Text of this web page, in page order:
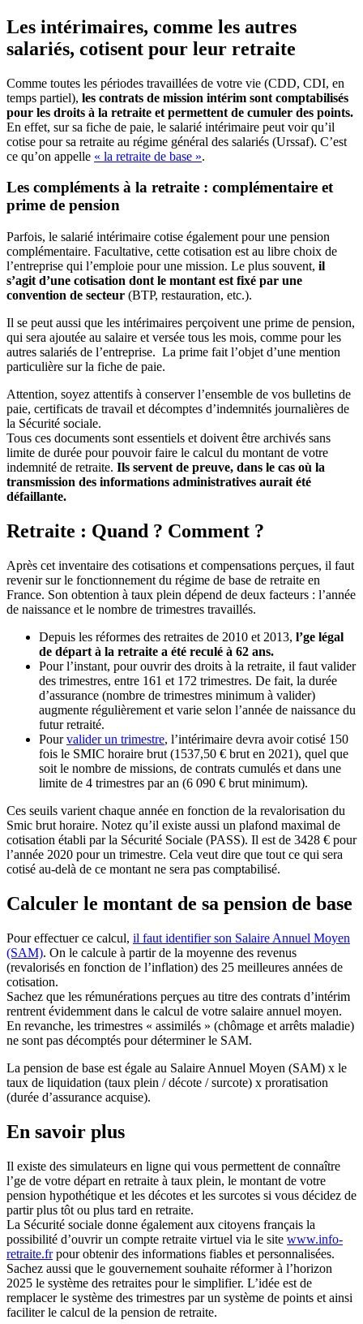
Les intérimaires, comme les autres
salariés, cotisent pour leur retraite
Comme toutes les périodes travaillées de votre vie (CDD, CDI, en
temps partiel), les contrats de mission intérim sont comptabilisés
pour les droits à la retraite et permettent de cumuler des points.
En effet, sur sa fiche de paie, le salarié intérimaire peut voir qu’il
cotise pour sa retraite au régime général des salariés (Urssaf). C’est
ce qu’on appelle « la retraite de base ».
Les compléments à la retraite : complémentaire et
prime de pension
Parfois, le salarié intérimaire cotise également pour une pension
complémentaire. Facultative, cette cotisation est au libre choix de
l’entreprise qui l’emploie pour une mission. Le plus souvent, il
s’agit d’une cotisation dont le montant est fixé par une
convention de secteur (BTP, restauration, etc.).
Il se peut aussi que les intérimaires perçoivent une prime de pension,
qui sera ajoutée au salaire et versée tous les mois, comme pour les
autres salariés de l’entreprise. La prime fait l’objet d’une mention
particulière sur la fiche de paie.
Attention, soyez attentifs à conserver l’ensemble de vos bulletins de
paie, certificats de travail et décomptes d’indemnités journalières de
la Sécurité sociale.
Tous ces documents sont essentiels et doivent être archivés sans
limite de durée pour pouvoir faire le calcul du montant de votre
indemnité de retraite. Ils servent de preuve, dans le cas où la
transmission des informations administratives aurait été
défaillante.
Retraite : Quand ? Comment ?
Après cet inventaire des cotisations et compensations perçues, il faut
revenir sur le fonctionnement du régime de base de retraite en
France. Son obtention à taux plein dépend de deux facteurs : l’année
de naissance et le nombre de trimestres travaillés.
Depuis les réformes des retraites de 2010 et 2013, l’ge légal
de départ à la retraite a été reculé à 62 ans.
Pour l’instant, pour ouvrir des droits à la retraite, il faut valider
des trimestres, entre 161 et 172 trimestres. De fait, la durée
d’assurance (nombre de trimestres minimum à valider)
augmente régulièrement et varie selon l’année de naissance du
futur retraité.
Pourvalider un trimestre, l’intérimaire devra avoir cotisé 150
fois le SMIC horaire brut (1537,50 € brut en 2021), quel que
soit le nombre de missions, de contrats cumulés et dans une
limite de 4 trimestres par an (6 090 € brut minimum).
Ces seuils varient chaque année en fonction de la revalorisation du
Smic brut horaire. Notez qu’il existe aussi un plafond maximal de
cotisation établi par la Sécurité Sociale (PASS). Il est de 3428 € pour
l’année 2020 pour un trimestre. Cela veut dire que tout ce qui sera
cotisé au-delà de ce montant ne sera pas comptabilisé.
Calculer le montant de sa pension de base
Pour effectuer ce calcul, il faut identifier son Salaire Annuel Moyen
(SAM). On le calcule à partir de la moyenne des revenus
(revalorisés en fonction de l’inflation) des 25 meilleures années de
cotisation.
Sachez que les rémunérations perçues au titre des contrats d’intérim
rentrent évidemment dans le calcul de votre salaire annuel moyen.
En revanche, les trimestres « assimilés » (chômage et arrêts maladie)
ne sont pas décomptés pour déterminer le SAM.
La pension de base est égale au Salaire Annuel Moyen (SAM) x le
taux de liquidation (taux plein / décote / surcote) x proratisation
(durée d’assurance acquise).
En savoir plus
Il existe des simulateurs en ligne qui vous permettent de connaître
l’ge de votre départ en retraite à taux plein, le montant de votre
pension hypothétique et les décotes et les surcotes si vous décidez de
partir plus tôt ou plus tard en retraite.
La Sécurité sociale donne également aux citoyens français la
possibilité d’ouvrir un compte retraite virtuel via le site www.info-
retraite.frpour obtenir des informations fiables et personnalisées.
Sachez aussi que le gouvernement souhaite réformer à l’horizon
2025 le système des retraites pour le simplifier. L’idée est de
remplacer le système des trimestres par un système de points et ainsi
faciliter le calcul de la pension de retraite.